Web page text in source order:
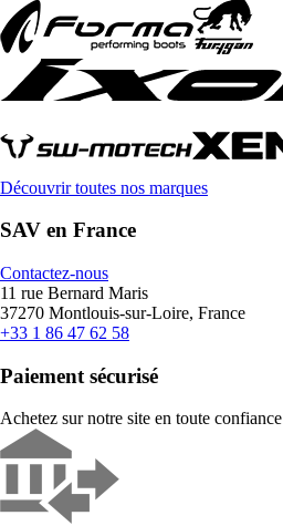
Découvrir toutes nos marques
SAV en France
Contactez-nous
11 rue Bernard Maris
37270 Montlouis-sur-Loire, France
+33 1 86 47 62 58
Paiement sécurisé
Achetez sur notre site en toute confiance